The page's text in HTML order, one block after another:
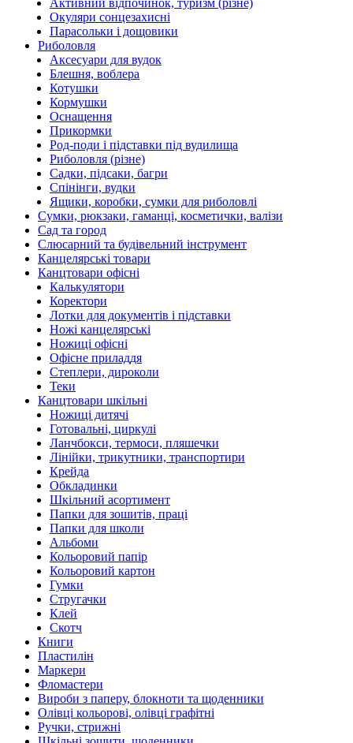
Активний відпочинок, туризм (різне)
Окуляри сонцезахисні
Парасольки і дощовики
Риболовля
Аксесуари для вудок
Блешня, воблера
Котушки
Кормушки
Оснащення
Прикормки
Род-поди і підставки під вудилища
Риболовля (різне)
Садки, підсаки, багри
Спінінги, вудки
Ящики, коробки, сумки для риболовлі
Сумки, рюкзаки, гаманці, косметички, валізи
Сад та город
Слюсарний та будівельний інструмент
Канцелярські товари
Канцтовари офісні
Калькулятори
Коректори
Лотки для документів і підставки
Ножі канцелярські
Ножиці офісні
Офісне приладдя
Степлери, дироколи
Теки
Канцтовари шкільні
Ножиці дитячі
Готовальні, циркулі
Ланчбокси, термоси, пляшечки
Лінійки, трикутники, транспортири
Крейда
Обкладинки
Шкільний асортимент
Папки для зошитів, праці
Папки для школи
Альбоми
Кольоровий папір
Кольоровий картон
Гумки
Стругачки
Клей
Скотч
Книги
Пластилін
Маркери
Фломастери
Вироби з паперу, блокноти та щоденники
Олівці кольорові, олівці графітні
Ручки, стрижні